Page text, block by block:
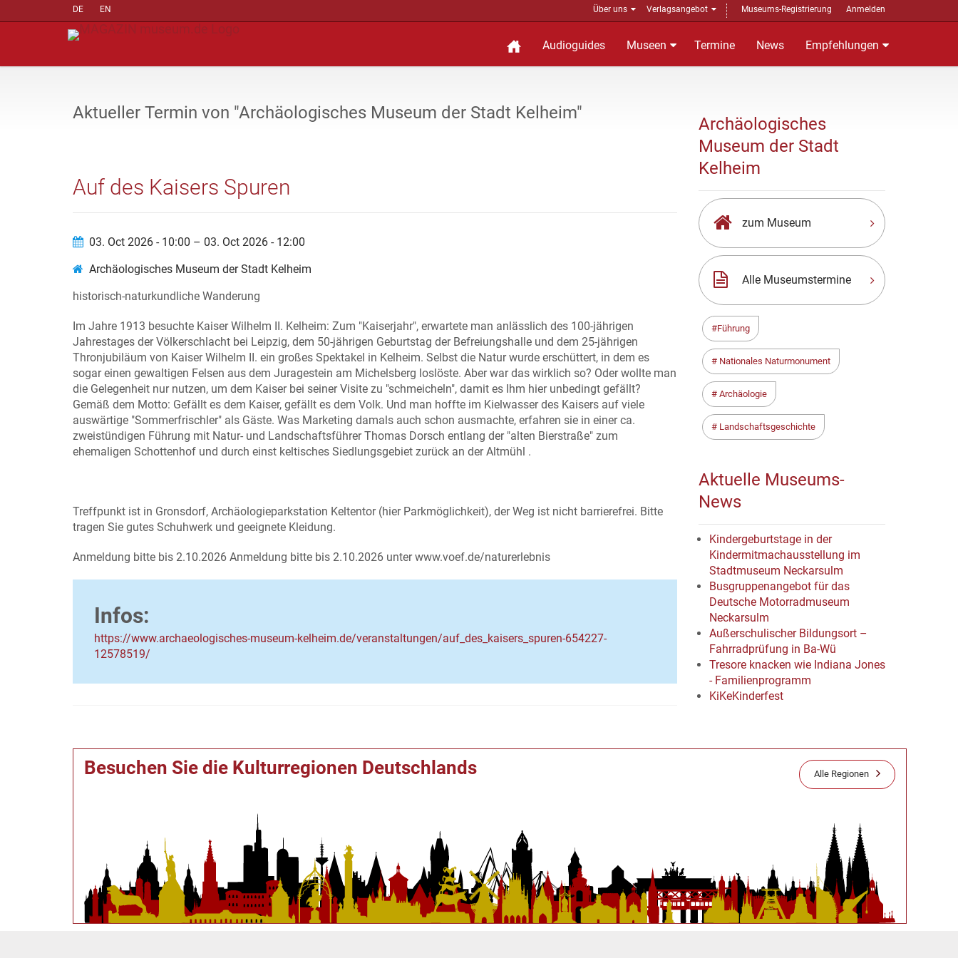
DE EN Über uns Verlagsangebot Museums-Registrierung Anmelden
Audioguides Museen Termine News Empfehlungen
Aktueller Termin von "Archäologisches Museum der Stadt Kelheim"
Auf des Kaisers Spuren
03. Oct 2026 - 10:00 – 03. Oct 2026 - 12:00
Archäologisches Museum der Stadt Kelheim
historisch-naturkundliche Wanderung
Im Jahre 1913 besuchte Kaiser Wilhelm II. Kelheim: Zum "Kaiserjahr", erwartete man anlässlich des 100-jährigen
Jahrestages der Völkerschlacht bei Leipzig, dem 50-jährigen Geburtstag der Befreiungshalle und dem 25-jährigen
Thronjubiläum von Kaiser Wilhelm II. ein großes Spektakel in Kelheim. Selbst die Natur wurde erschüttert, in dem es
sogar einen gewaltigen Felsen aus dem Juragestein am Michelsberg loslöste. Aber war das wirklich so? Oder wollte man
die Gelegenheit nur nutzen, um dem Kaiser bei seiner Visite zu "schmeicheln", damit es Ihm hier unbedingt gefällt?
Gemäß dem Motto: Gefällt es dem Kaiser, gefällt es dem Volk. Und man hoffte im Kielwasser des Kaisers auf viele
auswärtige "Sommerfrischler" als Gäste. Was Marketing damals auch schon ausmachte, erfahren sie in einer ca.
zweistündigen Führung mit Natur- und Landschaftsführer Thomas Dorsch entlang der "alten Bierstraße" zum
ehemaligen Schottenhof und durch einst keltisches Siedlungsgebiet zurück an der Altmühl .
Treffpunkt ist in Gronsdorf, Archäologieparkstation Keltentor (hier Parkmöglichkeit), der Weg ist nicht barrierefrei. Bitte
tragen Sie gutes Schuhwerk und geeignete Kleidung.
Anmeldung bitte bis 2.10.2026 Anmeldung bitte bis 2.10.2026 unter www.voef.de/naturerlebnis
Infos:
https://www.archaeologisches-museum-kelheim.de/veranstaltungen/auf_des_kaisers_spuren-654227-
12578519/
Besuchen Sie die Kulturregionen Deutschlands Alle Regionen
Archäologisches
Museum der Stadt
Kelheim
zum Museum
Alle Museumstermine
Führung
Nationales Naturmonument
Archäologie
Landschaftsgeschichte
Aktuelle Museums-
News
Kindergeburtstage in der
Kindermitmachausstellung im
Stadtmuseum Neckarsulm
Busgruppenangebot für das
Deutsche Motorradmuseum
Neckarsulm
Außerschulischer Bildungsort –
Fahrradprüfung in Ba-Wü
Tresore knacken wie Indiana Jones
- Familienprogramm
KiKeKinderfest